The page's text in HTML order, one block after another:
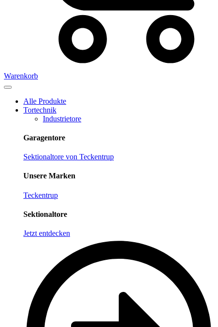
Warenkorb
Alle Produkte
Tortechnik
Industrietore
Garagentore
Sektionaltore von Teckentrup
Unsere Marken
Teckentrup
Sektionaltore
Jetzt entdecken